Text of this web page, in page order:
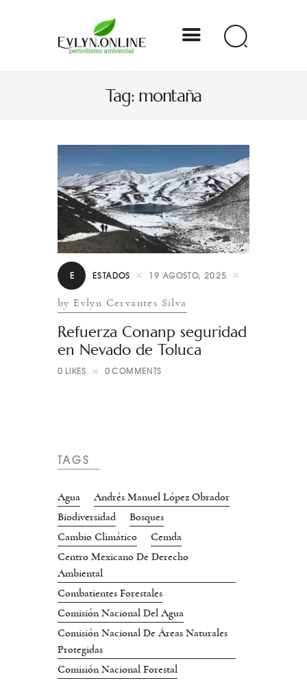
Tag: montaña
Evlyn Online
Periodismo para autogobernarse
Internacional
Nacional
Estados
Especial
E ESTADOS 19 AGOSTO, 2025
by Evlyn Cervantes Silva
Refuerza Conanp seguridad
en Nevado de Toluca
0 LIKES 0 COMMENTS
TAGS
Agua
Andrés Manuel López Obrador
Biodiversidad
Bosques
Cambio Climático
Cemda
Centro Mexicano De Derecho
Ambiental
Combatientes Forestales
Comisión Nacional Del Agua
Comisión Nacional De Áreas Naturales
Protegidas
Comisión Nacional Forestal